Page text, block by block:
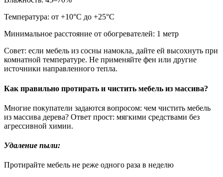
Температура: от +10°С до +25°С
Минимальное расстояние от обогревателей: 1 метр
Совет: если мебель из сосны намокла, дайте ей высохнуть при
комнатной температуре. Не применяйте фен или другие
источники направленного тепла.
Как правильно протирать и чистить мебель из массива?
Многие покупатели задаются вопросом: чем чистить мебель
из массива дерева? Ответ прост: мягкими средствами без
агрессивной химии.
Удаление пыли:
Протирайте мебель не реже одного раза в неделю